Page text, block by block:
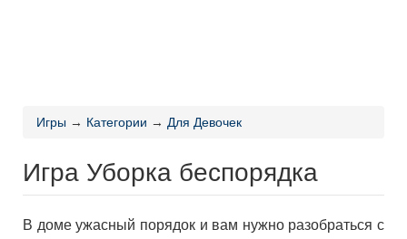
Игры → Категории → Для Девочек
Игра Уборка беспорядка
В доме ужасный порядок и вам нужно разобраться с